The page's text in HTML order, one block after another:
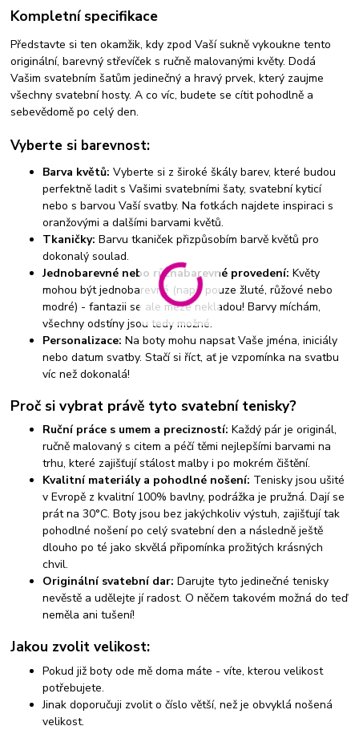
Kompletní specifikace
Představte si ten okamžik, kdy zpod Vaší sukně vykoukne tento
originální, barevný střevíček s ručně malovanými květy. Dodá
Vašim svatebním šatům jedinečný a hravý prvek, který zaujme
všechny svatební hosty. A co víc, budete se cítit pohodlně a
sebevědomě po celý den.
Vyberte si barevnost:
Barva květů: Vyberte si z široké škály barev, které budou
perfektně ladit s Vašimi svatebními šaty, svatební kyticí
nebo s barvou Vaší svatby. Na fotkách najdete inspiraci s
oranžovými a dalšími barvami květů.
Tkaničky: Barvu tkaniček přizpůsobím barvě květů pro
dokonalý soulad.
Jednobarevné nebo různabarevné provedení: Květy
mohou být jednobarevné (např. pouze žluté, růžové nebo
modré) - fantazii se ale meze nekladou! Barvy míchám,
všechny odstíny jsou tedy možné.
Personalizace: Na boty mohu napsat Vaše jména, iniciály
nebo datum svatby. Stačí si říct, ať je vzpomínka na svatbu
víc než dokonalá!
Proč si vybrat právě tyto svatební tenisky?
Ruční práce s umem a precizností: Každý pár je originál,
ručně malovaný s citem a péčí těmi nejlepšími barvami na
trhu, které zajišťují stálost malby i po mokrém čištění.
Kvalitní materiály a pohodlné nošení: Tenisky jsou ušité
v Evropě z kvalitní 100% bavlny, podrážka je pružná. Dají se
prát na 30°C. Boty jsou bez jakýchkoliv výstuh, zajišťují tak
pohodlné nošení po celý svatební den a následně ještě
dlouho po té jako skvělá připomínka prožitých krásných
chvil.
Originální svatební dar: Darujte tyto jedinečné tenisky
nevěstě a udělejte jí radost. O něčem takovém možná do teď
neměla ani tušení!
Jakou zvolit velikost:
Pokud již boty ode mě doma máte - víte, kterou velikost
potřebujete.
Jinak doporučuji zvolit o číslo větší, než je obvyklá nošená
velikost.